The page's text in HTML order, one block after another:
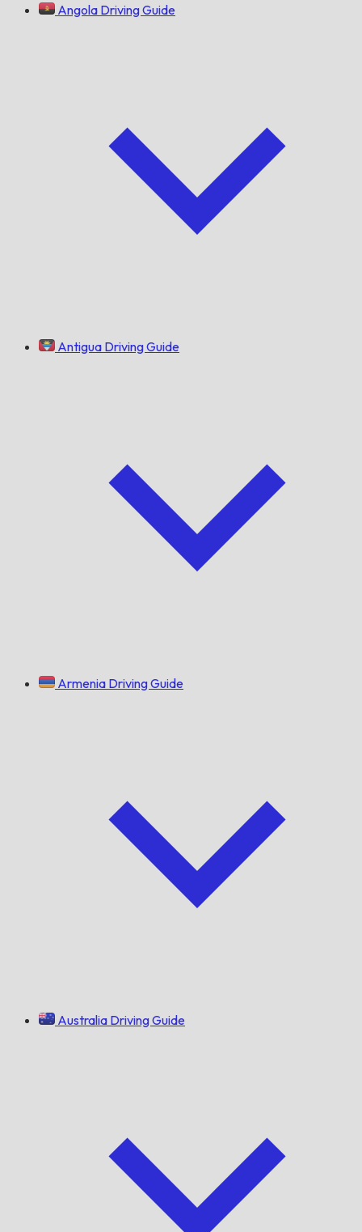
Angola Driving Guide
Antigua Driving Guide
Armenia Driving Guide
Australia Driving Guide